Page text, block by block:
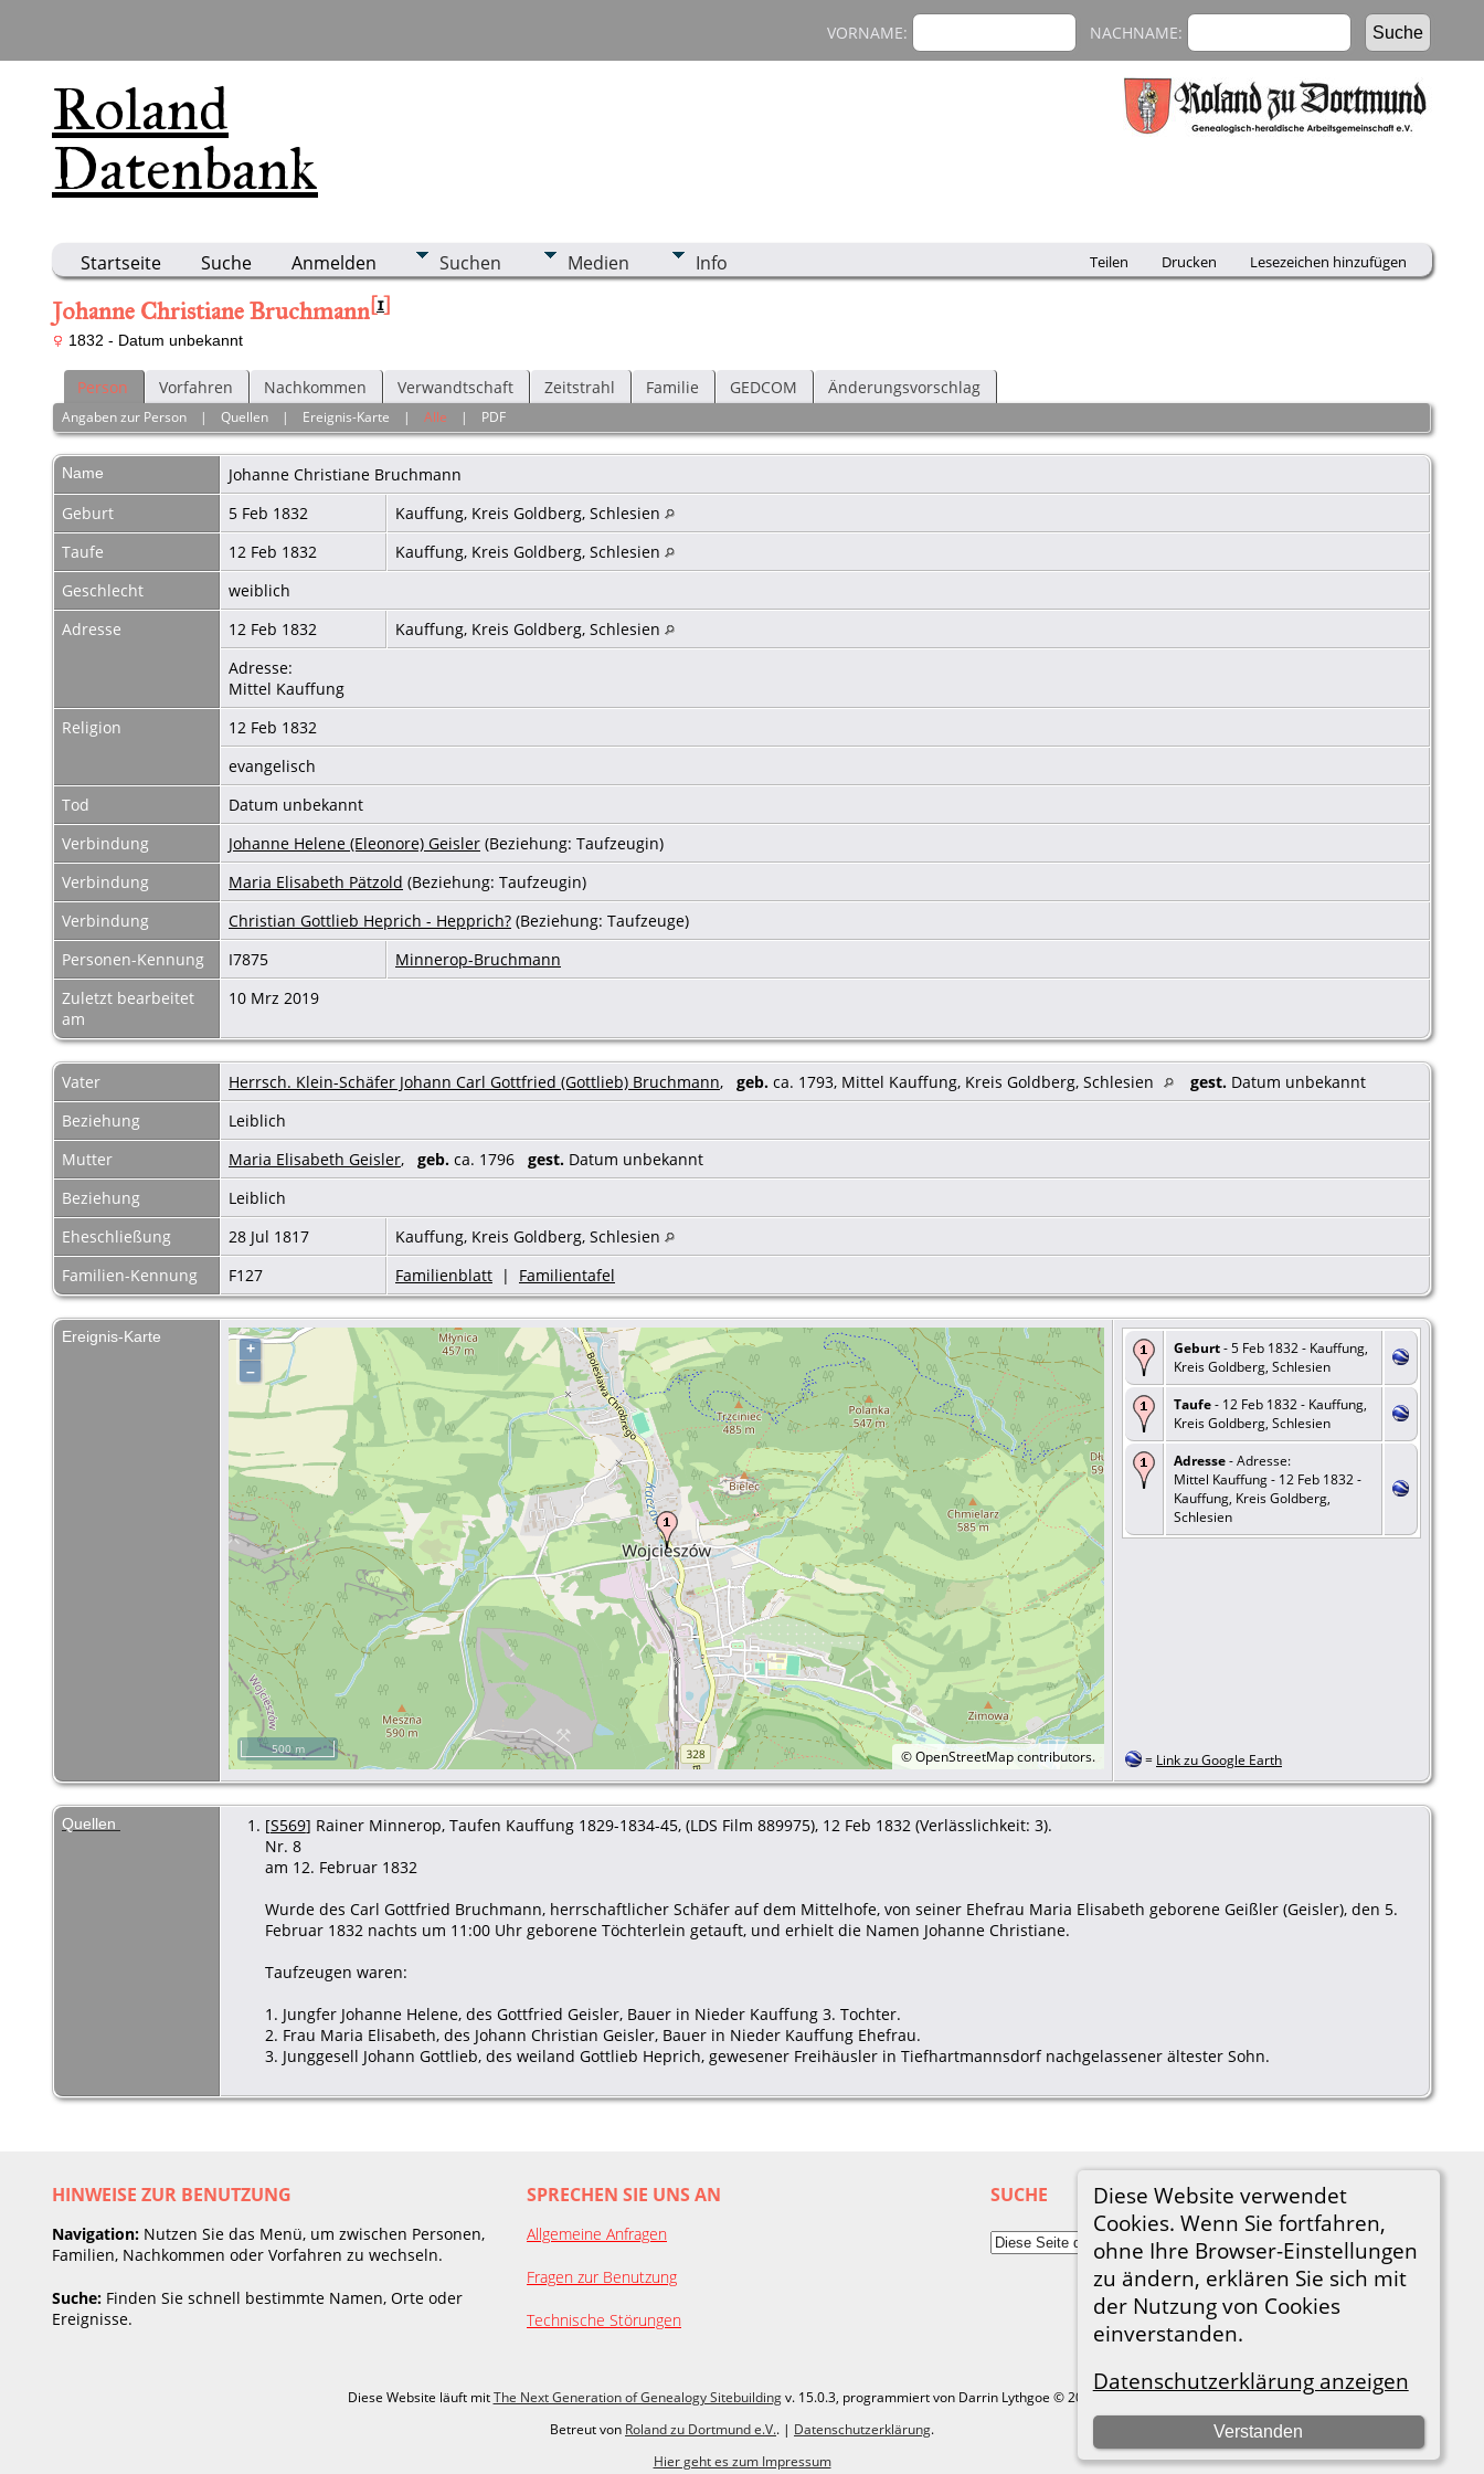
Roland
Datenbank
VORNAME: NACHNAME:
Startseite Suche Anmelden Suchen Medien Info Teilen Drucken Lesezeichen hinzufügen
Diese Website verwendet
Cookies. Wenn Sie fortfahren,
ohne Ihre Browser-Einstellungen
zu ändern, erklären Sie sich mit
der Nutzung von Cookies
einverstanden.
Datenschutzerklärung anzeigen
Verstanden
Johanne Christiane Bruchmann[1]
1832 - Datum unbekannt
Person Vorfahren Nachkommen Verwandtschaft Zeitstrahl Familie GEDCOM Änderungsvorschlag
Angaben zur Person |Quellen | Ereignis-Karte |Alle | PDF
Name Johanne Christiane Bruchmann
Geburt
5 Feb 1832
Kauffung, Kreis Goldberg, Schlesien
Taufe
12 Feb 1832
Kauffung, Kreis Goldberg, Schlesien
Geschlecht
weiblich
Adresse
12 Feb 1832
Kauffung, Kreis Goldberg, Schlesien
Adresse:
Mittel Kauffung
Religion
12 Feb 1832
evangelisch
Tod
Datum unbekannt
Verbindung
Johanne Helene (Eleonore) Geisler (Beziehung: Taufzeugin)
Verbindung
Maria Elisabeth Pätzold (Beziehung: Taufzeugin)
Verbindung
Christian Gottlieb Heprich - Hepprich? (Beziehung: Taufzeuge)
Personen-Kennung
I7875
Minnerop-Bruchmann
Zuletzt bearbeitet
am
10 Mrz 2019
Vater Herrsch. Klein-Schäfer Johann Carl Gottfried (Gottlieb) Bruchmann, geb. ca. 1793, Mittel Kauffung, Kreis Goldberg, Schlesien gest. Datum unbekannt
Beziehung
Leiblich
Mutter
Maria Elisabeth Geisler, geb. ca. 1796 gest. Datum unbekannt
Beziehung
Leiblich
Eheschließung
28 Jul 1817
Kauffung, Kreis Goldberg, Schlesien
Familien-Kennung
F127 Familienblatt | Familientafel
Ereignis-Karte
+
–
©OpenStreetMapcontributors.
500 m
Geburt- 5 Feb 1832 - Kauffung,
Kreis Goldberg, Schlesien
Taufe- 12 Feb 1832 - Kauffung,
Kreis Goldberg, Schlesien
Adresse- Adresse:
Mittel Kauffung - 12 Feb 1832 -
Kauffung, Kreis Goldberg,
Schlesien
= Link zu Google Earth
Quellen [S569] Rainer Minnerop, Taufen Kauffung 1829-1834-45, (LDS Film 889975), 12 Feb 1832 (Verlässlichkeit: 3).
Nr. 8
am 12. Februar 1832
Wurde des Carl Gottfried Bruchmann, herrschaftlicher Schäfer auf dem Mittelhofe, von seiner Ehefrau Maria Elisabeth geborene Geißler (Geisler), den 5.
Februar 1832 nachts um 11:00 Uhr geborene Töchterlein getauft, und erhielt die Namen Johanne Christiane.
Taufzeugen waren:
1. Jungfer Johanne Helene, des Gottfried Geisler, Bauer in Nieder Kauffung 3. Tochter.
2. Frau Maria Elisabeth, des Johann Christian Geisler, Bauer in Nieder Kauffung Ehefrau.
3. Junggesell Johann Gottlieb, des weiland Gottlieb Heprich, gewesener Freihäusler in Tiefhartmannsdorf nachgelassener ältester Sohn.
HINWEISE ZUR BENUTZUNG
Navigation: Nutzen Sie das Menü, um zwischen Personen,
Familien, Nachkommen oder Vorfahren zu wechseln.
Suche: Finden Sie schnell bestimmte Namen, Orte oder
Ereignisse.
SPRECHEN SIE UNS AN
Allgemeine Anfragen
Fragen zur Benutzung
Technische Störungen
SUCHE
Diese Website läuft mitThe Next Generation of Genealogy Sitebuildingv. 15.0.3, programmiert von Darrin Lythgoe © 2001-2026.
Betreut von Roland zu Dortmund e.V.. | Datenschutzerklärung.
Hier geht es zum Impressum